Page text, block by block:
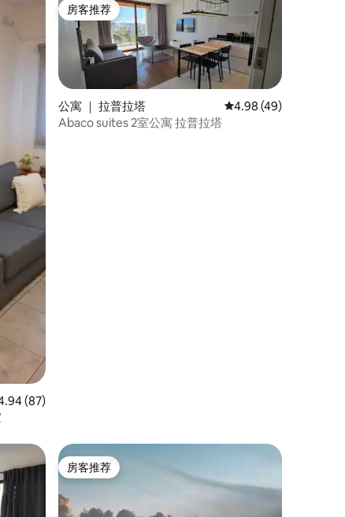
评分 4.94 分（满分 5 分），共 87 条评价
(87)
房客推荐
房客推荐
公寓 ｜ 拉普拉塔 平均评分 4.98 分（满
4.98 (49)
Abaco suites 2室公寓 拉普拉塔
房客推荐
房客推荐